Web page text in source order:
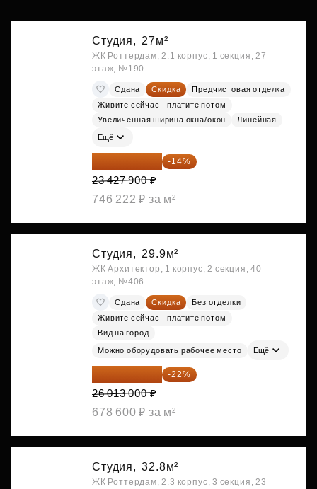
Студия, 27м²
ЖК Роттердам, 2.1 корпус, 1 секция, 27
этаж, №190
Сдана Скидка
Предчистовая отделка
Живите сейчас - платите потом
Увеличенная ширина окна/окон
Линейная
Ещё
20 147 994 ₽ -14%
23 427 900 ₽
746 222 ₽ за м²
Студия, 29.9м²
ЖК Архитектор, 1 корпус, 2 секция, 40
этаж, №406
Сдана Скидка
Без отделки
Живите сейчас - платите потом
Вид на город
Можно оборудовать рабочее место Ещё
20 290 140 ₽ -22%
26 013 000 ₽
678 600 ₽ за м²
Студия, 32.8м²
ЖК Роттердам, 2.3 корпус, 3 секция, 23